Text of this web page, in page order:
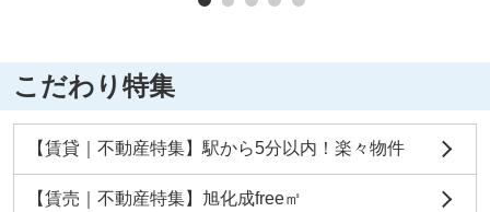
こだわり特集
【賃貸｜不動産特集】駅から5分以内！楽々物件
【賃売｜不動産特集】旭化成free㎡